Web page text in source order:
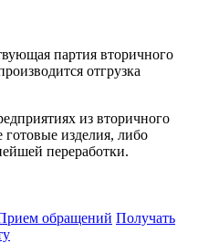
партия вторичного
отгрузка
из вторичного
изделия, либо
переработки.
обращений Получать